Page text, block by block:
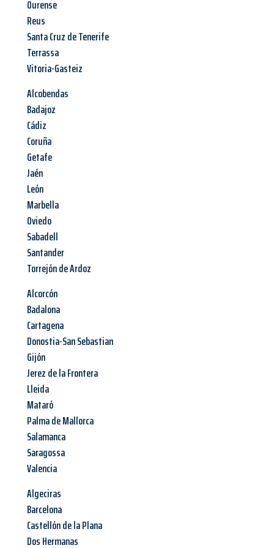
Ourense
Reus
Santa Cruz de Tenerife
Terrassa
Vitoria-Gasteiz
Alcobendas
Badajoz
Cádiz
Coruña
Getafe
Jaén
León
Marbella
Oviedo
Sabadell
Santander
Torrejón de Ardoz
Alcorcón
Badalona
Cartagena
Donostia-San Sebastian
Gijón
Jerez de la Frontera
Lleida
Mataró
Palma de Mallorca
Salamanca
Saragossa
Valencia
Algeciras
Barcelona
Castellón de la Plana
Dos Hermanas